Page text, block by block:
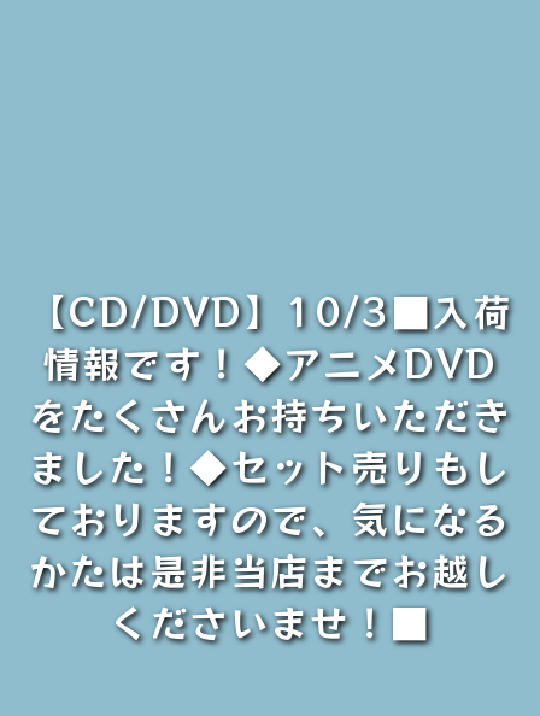
【CD/DVD】10/3■入荷
情報です！◆アニメDVD
をたくさんお持ちいただき
ました！◆セット売りもし
ておりますので、気になる
かたは是非当店までお越し
くださいませ！■